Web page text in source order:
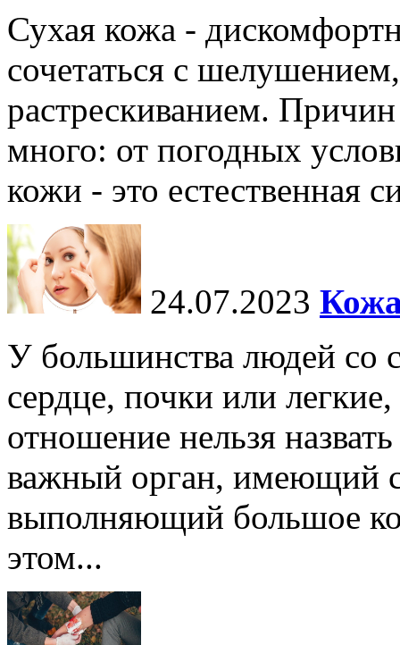
Сухая кожа -
сочетаться с
растрескиванием.
много: от погодных
кожи - это естественная
24.07.2023
У большинства людей со
сердце, почки или
отношение нельзя
важный орган, имеющий
выполняющий большое
этом...